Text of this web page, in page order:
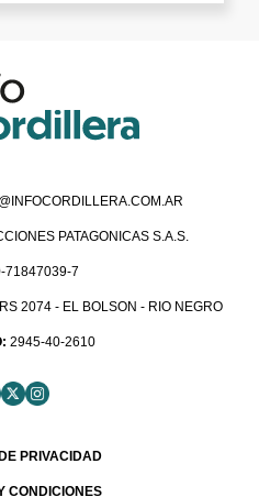
PATAGONICAS S.A.S.
71847039-7
2074 - EL BOLSON - RIO NEGRO
2945-40-2610
PRIVACIDAD
CONDICIONES